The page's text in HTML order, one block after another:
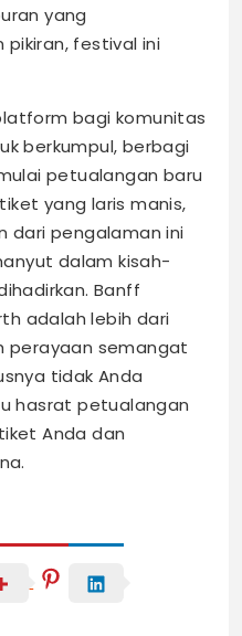
yang
festival ini
bagi komunitas
berkumpul, berbagi
petualangan baru
yang laris manis,
dari pengalaman ini
dalam kisah-
Banff
adalah lebih dari
perayaan semangat
tidak Anda
hasrat petualangan
Anda dan